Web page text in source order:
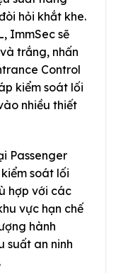
hỏi khắt khe.
ImmSec sẽ
trắng, nhấn
Control
kiểm soát lối
nhiều thiết
Passenger
soát lối
hợp với các
vực hạn chế
hành
suất an ninh